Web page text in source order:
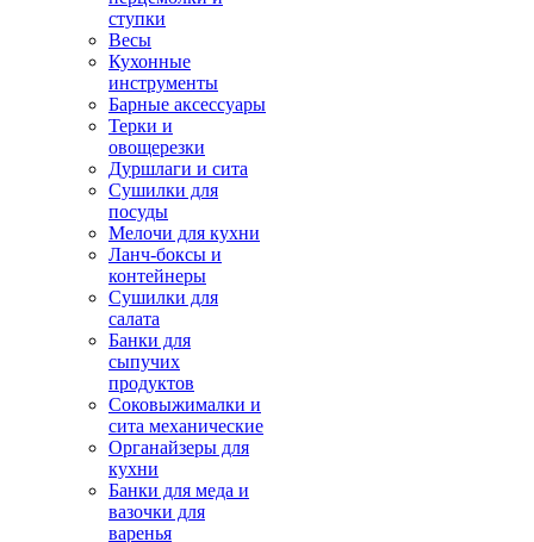
ступки
Весы
Кухонные
инструменты
Барные аксессуары
Терки и
овощерезки
Дуршлаги и сита
Сушилки для
посуды
Мелочи для кухни
Ланч-боксы и
контейнеры
Сушилки для
салата
Банки для
сыпучих
продуктов
Соковыжималки и
сита механические
Органайзеры для
кухни
Банки для меда и
вазочки для
варенья